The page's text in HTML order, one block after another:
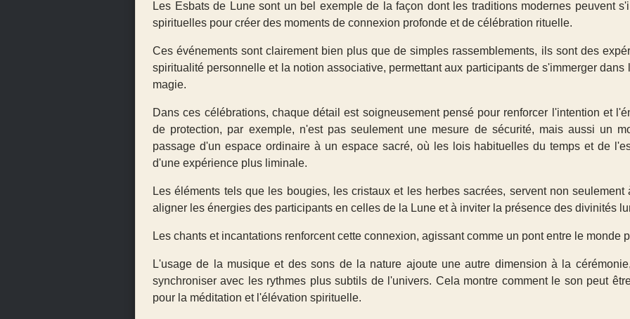
Les Esbats de Lune sont un bel exemple de la façon dont les traditions modernes peuvent
spirituelles pour créer des moments de connexion profonde et de célébration rituelle.
Ces événements sont clairement bien plus que de simples rassemblements, ils sont des
spiritualité personnelle et la notion associative, permettant aux participants de s'immerger dans
magie.
Dans ces célébrations, chaque détail est soigneusement pensé pour renforcer l'intention et
de protection, par exemple, n'est pas seulement une mesure de sécurité, mais aussi un
passage d'un espace ordinaire à un espace sacré, où les lois habituelles du temps et de
d'une expérience plus liminale.
Les éléments tels que les bougies, les cristaux et les herbes sacrées, servent non
aligner les énergies des participants en celles de la Lune et à inviter la présence des divinités
Les chants et incantations renforcent cette connexion, agissant comme un pont entre le monde
L'usage de la musique et des sons de la nature ajoute une autre dimension à la
synchroniser avec les rythmes plus subtils de l'univers. Cela montre comment le son peut
pour la méditation et l'élévation spirituelle.